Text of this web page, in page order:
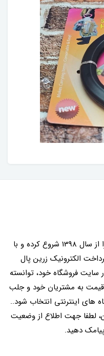
فروشگاه آنلاین عادل لند فعالیت خود را از سال 1398 شروع کرده و با
الکترونیک زرین پال
فروشگاه خود، توانسته
قیمت به مشتریان خود و جلب
های اینترنتی انتخاب شود..
لطفا جهت اطلاع از وضعیت